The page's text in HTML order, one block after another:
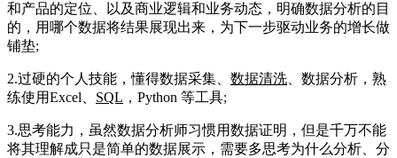
和产品的定位、以及商业逻辑和业务动态，明确数据分析的目
的，用哪个数据将结果展现出来，为下一步驱动业务的增长做
铺垫;
2.过硬的个人技能，懂得数据采集、 数据清洗 、数据分析，熟
练使用Excel、 SQL ，Python 等工具;
3.思考能力，虽然数据分析师习惯用数据证明，但是千万不能
将其理解成只是简单的数据展示，需要多思考为什么分析、分